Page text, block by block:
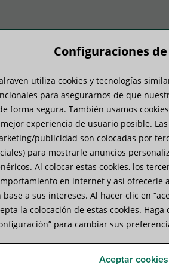
de productos
evitarla?
por la vibración mecánica y el
de equipos e instalaciones
Configuraciones
utiliza cookies y tecnologías
para asegurarnos de que
forma segura. También usamos
experiencia de usuario posible. Las
publicidad son colocadas por
para mostrarle anuncios
Al colocar estas cookies, los
en internet y así ofrecerle
base a sus intereses. Al hacer clic en
la colocación de estas cookies. Haga
para cambiar sus
Aceptar cookies